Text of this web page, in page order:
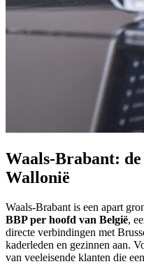
Waals-Brabant:
Wallonië
Waals-Brabant is een apart
BBP per hoofd van België,
directe verbindingen met
kaderleden en gezinnen aan.
van veeleisende klanten die